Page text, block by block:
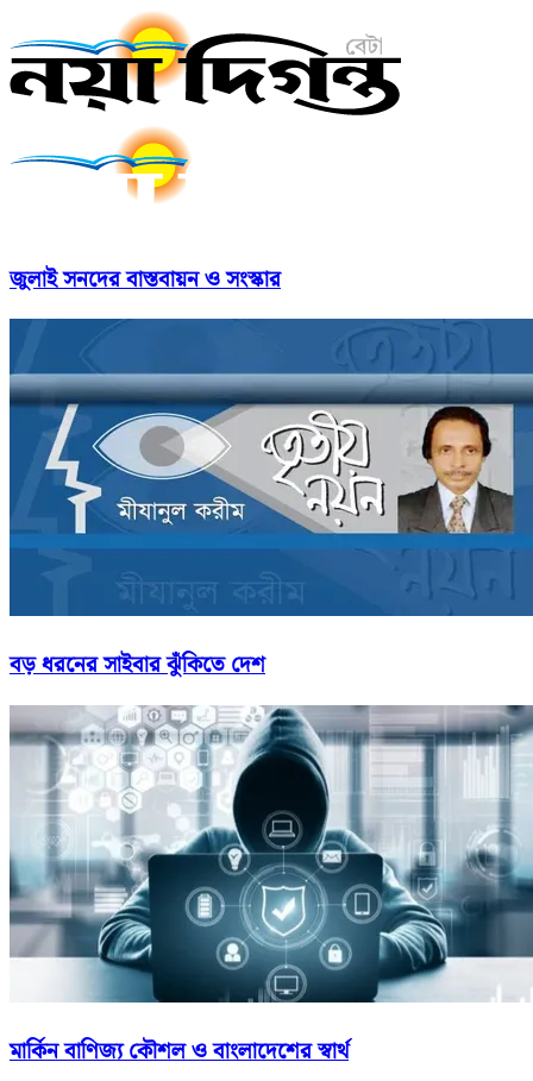
জুলাই সনদের বাস্তবায়ন ও সংস্কার
বড় ধরনের সাইবার ঝুঁকিতে দেশ
মার্কিন বাণিজ্য কৌশল ও বাংলাদেশের স্বার্থ